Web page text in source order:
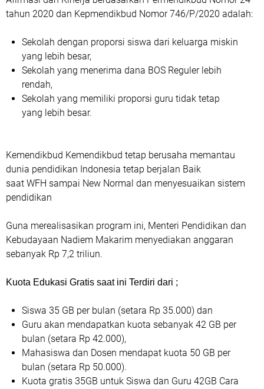
tahun 2020 dan Kepmendikbud Nomor 746/P/2020 adalah:
Sekolah dengan proporsi siswa dari keluarga miskin
yang lebih besar,
Sekolah yang menerima dana BOS Reguler lebih
rendah,
Sekolah yang memiliki proporsi guru tidak tetap
yang lebih besar.
Kemendikbud Kemendikbud tetap berusaha memantau
dunia pendidikan Indonesia tetap berjalan Baik
saat WFH sampai New Normal dan menyesuaikan sistem
pendidikan
Guna merealisasikan program ini, Menteri Pendidikan dan
Kebudayaan Nadiem Makarim menyediakan anggaran
sebanyak Rp 7,2 triliun.
Kuota Edukasi Gratis saat ini Terdiri dari ;
Siswa 35 GB per bulan (setara Rp 35.000) dan
Guru akan mendapatkan kuota sebanyak 42 GB per
bulan (setara Rp 42.000),
Mahasiswa dan Dosen mendapat kuota 50 GB per
bulan (setara Rp 50.000).
Kuota gratis 35GB untuk Siswa dan Guru 42GB Cara